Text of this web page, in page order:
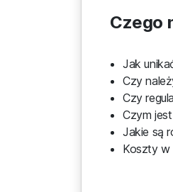
Czego
Jak
Czy
Czy
Czym
Jakie są
Koszty w